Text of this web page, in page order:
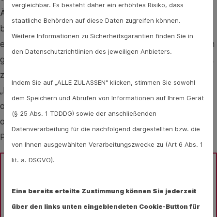
Ängste, vor allem in bestimmten Situationen oder an
bestimmten Orten, weiter verstärkt. Dann kommt es zu
einer Panikstörung. Bei einigen treten die Panikattacken
gemeinsam mit anderen psychischen Erkrankungen auf,
zum Beispiel Agoraphobie, der sogenannten
„Platzangst“. Hier tritt die Angst in Menschenmengen
oder auf öffentlichen Plätzen auf. Auch Depressionen
oder eine posttraumatische Belastungsstörung können
Panikattacken verstärkt hervorrufen.
Panikstörungen oder Psyche im Allgemeinen?
Gesundheits-Experten und -Expertinnen aus Ihrer
vergleichbar. Es besteht daher ein erhöhtes Risiko, dass
staatliche Behörden auf diese Daten zugreifen können.
Weitere Informationen zu Sicherheitsgarantien finden Sie in
den Datenschutzrichtlinien des jeweiligen Anbieters.
Indem Sie auf „ALLE ZULASSEN" klicken, stimmen Sie sowohl
dem Speichern und Abrufen von Informationen auf Ihrem Gerät
(§ 25 Abs. 1 TDDDG) sowie der anschließenden
Datenverarbeitung für die nachfolgend dargestellten bzw. die
von Ihnen ausgewählten Verarbeitungszwecke zu (Art 6 Abs. 1
lit. a. DSGVO).
Eine bereits erteilte Zustimmung können Sie jederzeit
über den links unten eingeblendeten Cookie-Button für